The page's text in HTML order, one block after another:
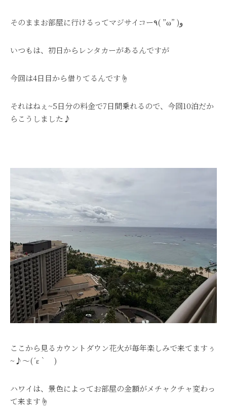
そのままお部屋に行けるってマジサイコー٩( ”ω” )و
いつもは、初日からレンタカーがあるんですが
今回は4日目から借りてるんです☝
それはねぇ~5日分の料金で7日間乗れるので、今回10泊だか
らこうしました♪
ここから見るカウントダウン花火が毎年楽しみで来てますぅ
~♪～(´ε｀ )
ハワイは、景色によってお部屋の金額がメチャクチャ変わっ
て来ます☝